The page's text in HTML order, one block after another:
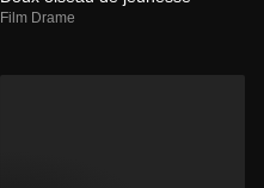
Film Drame